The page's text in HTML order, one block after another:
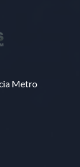
Metro